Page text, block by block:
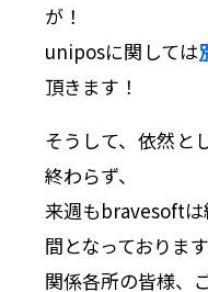
が！
uniposに関しては
頂きます！
そうして、依然と
終わらず、
来週もbravesoftは
間となっております
関係各所の皆様、